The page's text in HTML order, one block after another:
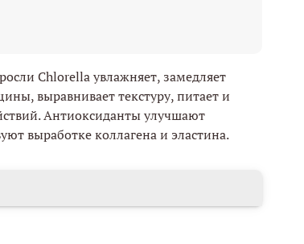
Chlorella увлажняет, замедляет
выравнивает текстуру, питает и
Антиоксиданты улучшают
выработке коллагена и эластина.